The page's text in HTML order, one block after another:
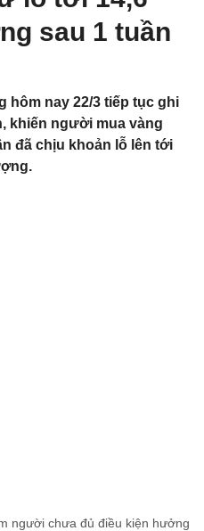
sau 1 tuần
hôm nay 22/3 tiếp tục ghi
khiến người mua vàng
đã chịu khoản lỗ lên tới
người chưa đủ điều kiện hưởng